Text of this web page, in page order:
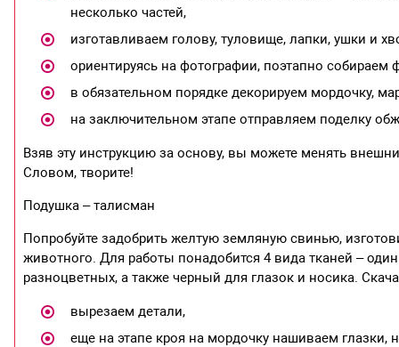
несколько частей,
изготавливаем голову, туловище, лапки, ушки и
ориентируясь на фотографии, поэтапно
в обязательном порядке декорируем мордочку,
на заключительном этапе отправляем поделку
Взяв эту инструкцию за основу, вы можете менять
Словом, творите!
Подушка – талисман
Попробуйте задобрить желтую земляную свинью,
животного. Для работы понадобится 4 вида тканей –
разноцветных, а также черный для глазок и носика.
вырезаем детали,
еще на этапе кроя на мордочку нашиваем глазки,